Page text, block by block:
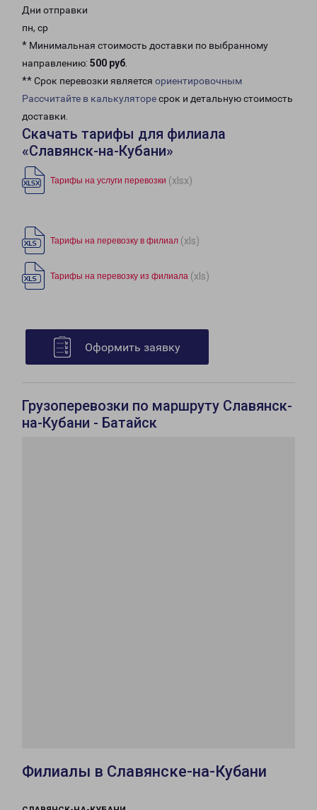
Дни отправки
пн, ср
* Минимальная стоимость доставки по выбранному
направлению: 500 руб.
** Срок перевозки является ориентировочным
Рассчитайте в калькуляторесрок и детальную стоимость
доставки.
Скачать тарифы для филиала
«Славянск-на-Кубани»
Тарифы на услуги перевозки (xlsx)
Тарифы на перевозку в филиал (xls)
Тарифы на перевозку из филиала (xls)
Оформить заявку
Грузоперевозки по маршруту Славянск-
на-Кубани - Батайск
Филиалы в Славянске-на-Кубани